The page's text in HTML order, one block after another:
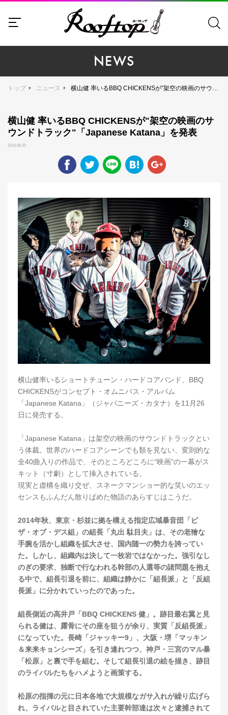
NEWS
トップ ニュース 横山健 率いるBBQ CHICKENSが"架空の映画のサウンドトラック"「Japanese Katana」を発表
横山健 率いるBBQ CHICKENSが"架空の映画のサ
ウンドトラック"「Japanese Katana」を発表
2014.09.20
横山健率いるショートチューン・ハードコアバンド、BBQ
CHICKENSがコンセプト・オムニバス・アルバム
「Japanese Katana」（ジャパニーズ・カタナ）を11月26
日に発売する。
「Japanese Katana」は架空の映画のサウンドトラックとい
う体裁。世界のハードコアシーンでも類を見ない、変則的な
全40曲入りの作品で、そのところどころに“映画”の一幕がス
キット（寸劇 ）として挿入されている。
現実と虚構を織り交ぜ、スネークマンショー的な笑いのエッ
センスもふんだん散りばめた物語のあらすじはこうだ。
2014年秋、東京・杉並に拠を構える指定広域暴音団「ピ
ザ・オブ・デス組」の組長「丸出 駄目夫」は、その老獪な
手腕を活かし組織を拡大させ、国内随一の勢力を誇ってい
た。しかし、組織内は決して一枚岩ではなかった。強引なし
のぎの要求、独断で行なわれる幹部の人選等の諸問題を抱え
る中で、組長引退を前に、組織は静かに「組長派」と「反組
長派」に分かれていったのであった。
組長側近の高井戸「BBQ CHICKENS 健」。跡目最右翼と見
られる健は、露骨にその座を狙うが余り、実質「反組長派」
になっていた。長崎「ジャッキー9」、大阪・堺「マッキン
＆来来キョンシーズ」を引き連れつつ、神戸・三宮のマル暴
「松原」と裏で手を組む。そして組長引退の絵を描き、跡目
のライバルたちをハメようと画策する。
松原の指揮の元に日本各地で大規模なガサ入れが繰り広げら
れ、ライバルと目されていた主要幹部達は次々と逮捕されて